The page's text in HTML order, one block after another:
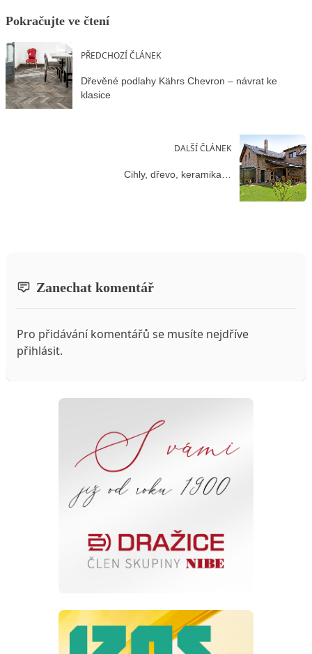
Pokračujte ve čtení
PŘEDCHOZÍ ČLÁNEK
Dřevěné podlahy Kährs Chevron – návrat ke
klasice
DALŠÍ ČLÁNEK
Cihly, dřevo, keramika…
Zanechat komentář
Pro přidávání komentářů se musíte nejdříve
přihlásit.